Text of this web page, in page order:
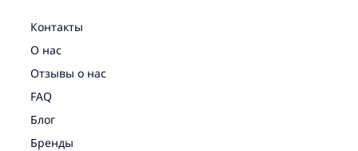
Контакты
О нас
Отзывы о нас
FAQ
Блог
Бренды